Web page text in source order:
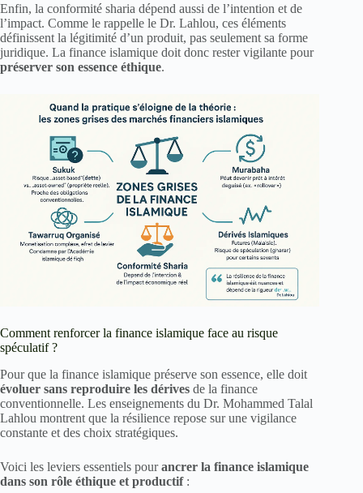
Enfin, la conformité sharia dépend aussi de l’intention et de
l’impact. Comme le rappelle le Dr. Lahlou, ces éléments
définissent la légitimité d’un produit, pas seulement sa forme
juridique. La finance islamique doit donc rester vigilante pour
préserver son essence éthique.
Comment renforcer la finance islamique face au risque
spéculatif ?
Pour que la finance islamique préserve son essence, elle doit
évoluer sans reproduire les dérives de la finance
conventionnelle. Les enseignements du Dr. Mohammed Talal
Lahlou montrent que la résilience repose sur une vigilance
constante et des choix stratégiques.
Voici les leviers essentiels pourancrer la finance islamique
dans son rôle éthique et productif: